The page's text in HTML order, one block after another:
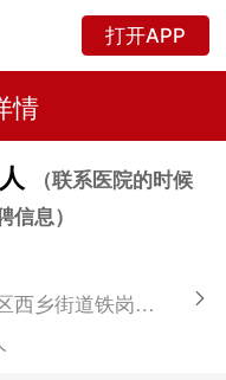
打开APP
情
（联系医院的时候
息）
广东省深圳市宝安区深圳市宝安区西乡街道铁岗社区鸿鹏中心A栋